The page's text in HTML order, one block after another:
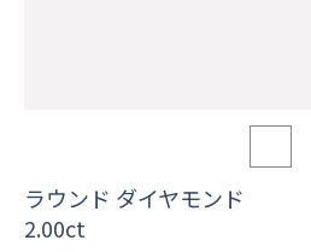
ラウンド ダイヤモンド
2.00ct